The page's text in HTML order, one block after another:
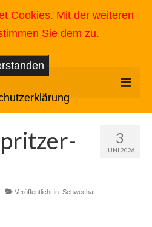
Ala Nova
Ala Nova – Neue Flügel
Flugpost, Aktuelle Infos
3
JUNI 2026
Veröffentlicht in: Schwechat
Cookies. Mit der weiteren
Sie dem zu.